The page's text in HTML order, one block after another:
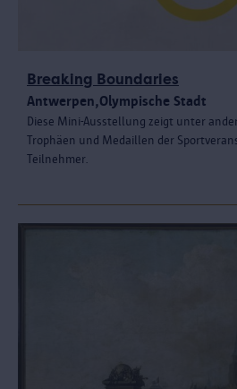
Breaking Boundaries
Antwerpen,Olympische Stadt
Diese Mini-Ausstellung zeigt unter
Trophäen und Medaillen der
Teilnehmer.